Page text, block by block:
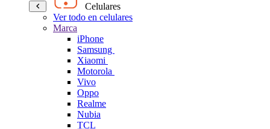
Celulares
Ver todo en celulares
Marca
iPhone
Samsung
Xiaomi
Motorola
Vivo
Oppo
Realme
Nubia
TCL